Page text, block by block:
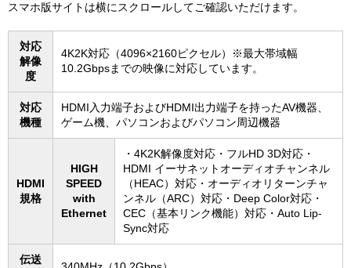
スマホ版サイトは横にスクロールしてご確認いただけます。
対応
解像
度
4K2K対応（4096×2160ピクセル）※最大帯域幅
10.2Gbpsまでの映像に対応しています。
対応
機種
HDMI入力端子およびHDMI出力端子を持ったAV機器、
ゲーム機、パソコンおよびパソコン周辺機器
HDMI
規格
HIGH
SPEED
with
Ethernet
・4K2K解像度対応・フルHD 3D対応・
HDMI イーサネットオーディオチャンネル
（HEAC）対応・オーディオリターンチャ
ンネル（ARC）対応・Deep Color対応・
CEC（基本リンク機能）対応・Auto Lip-
Sync対応
伝送